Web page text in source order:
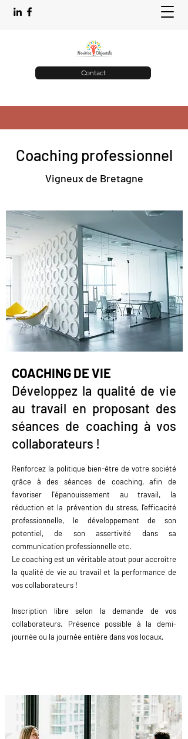
Contact
Coaching professionnel
Vigneux de Bretagne
COACHING DE VIE
Développez la qualité de vie
au travail en proposant des
séances de coaching à vos
collaborateurs !
Renforcez la politique bien-être de votre société
grâce à des séances de coaching, afin de
favoriser l'épanouissement au travail, la
réduction et la prévention du stress, l'efficacité
professionnelle, le développement de son
potentiel, de son assertivité dans sa
communication professionnelle etc.
Le coaching est un véritable atout pour accroître
la qualité de vie au travail et la performance de
vos collaborateurs !
Inscription libre selon la demande de vos
collaborateurs. Présence possible à la demi-
journée ou la journée entière dans vos locaux.